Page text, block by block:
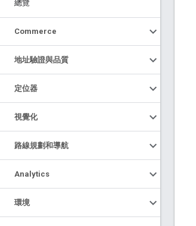
總覽
Commerce
地址驗證與品質
定位器
視覺化
路線規劃和導航
Analytics
環境